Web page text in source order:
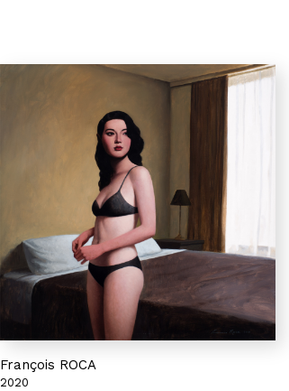
François ROCA
2020